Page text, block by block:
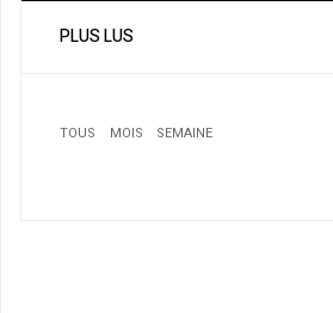
PLUS LUS
TOUS MOIS SEMAINE